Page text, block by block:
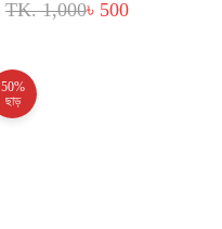
TK. 1,000৳ 500
50%
ছাড়